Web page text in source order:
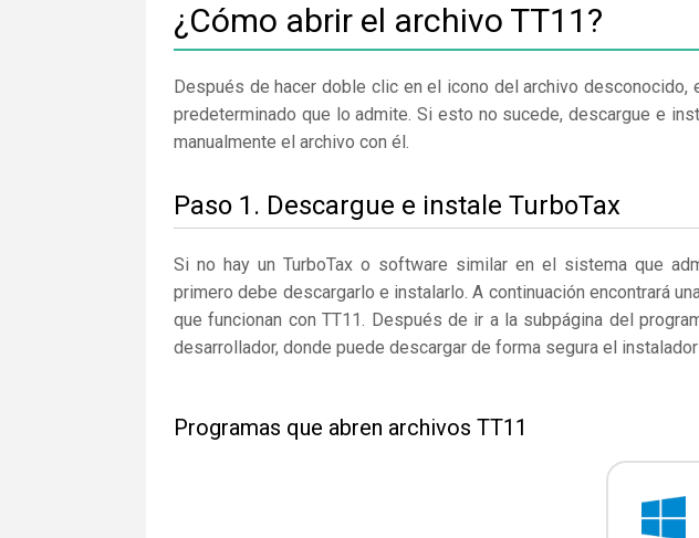
¿Cómo abrir el archivo TT11?
Después de hacer doble clic en el icono del archivo
predeterminado que lo admite. Si esto no sucede, descargue e
manualmente el archivo con él.
Paso 1. Descargue e instale TurboTax
Si no hay un TurboTax o software similar en el sistema que
primero debe descargarlo e instalarlo. A continuación encontrará
que funcionan con TT11. Después de ir a la subpágina del
desarrollador, donde puede descargar de forma segura el
Programas que abren archivos TT11